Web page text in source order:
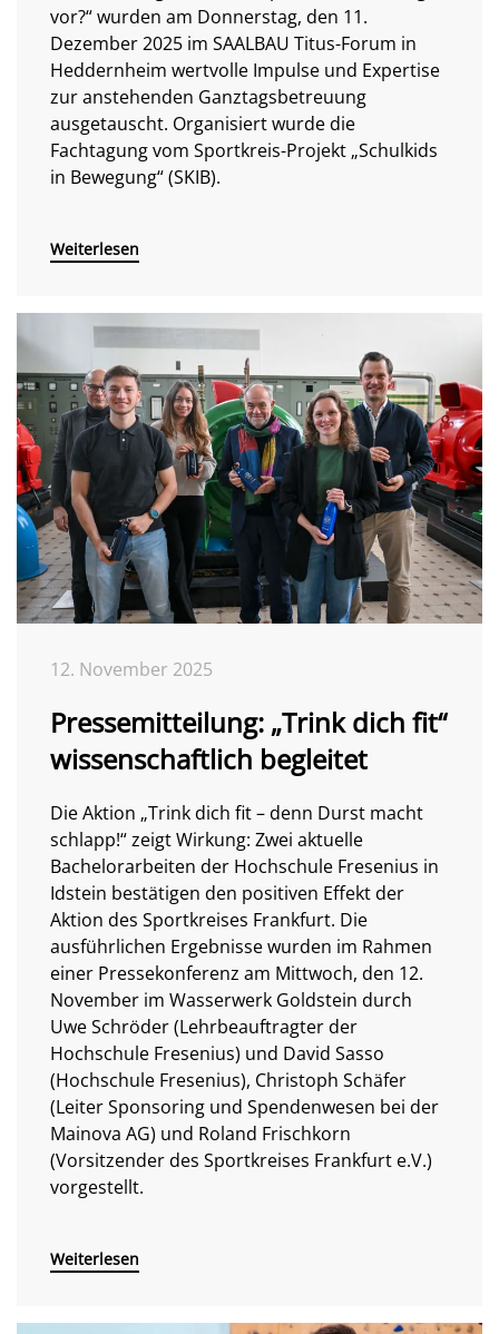
vor?“ wurden am Donnerstag, den 11.
Dezember 2025 im SAALBAU Titus-Forum in
Heddernheim wertvolle Impulse und Expertise
zur anstehenden Ganztagsbetreuung
ausgetauscht. Organisiert wurde die
Fachtagung vom Sportkreis-Projekt „Schulkids
in Bewegung“ (SKIB).
Weiterlesen
12. November 2025
Pressemitteilung: „Trink dich fit“
wissenschaftlich begleitet
Die Aktion „Trink dich fit – denn Durst macht
schlapp!“ zeigt Wirkung: Zwei aktuelle
Bachelorarbeiten der Hochschule Fresenius in
Idstein bestätigen den positiven Effekt der
Aktion des Sportkreises Frankfurt. Die
ausführlichen Ergebnisse wurden im Rahmen
einer Pressekonferenz am Mittwoch, den 12.
November im Wasserwerk Goldstein durch
Uwe Schröder (Lehrbeauftragter der
Hochschule Fresenius) und David Sasso
(Hochschule Fresenius), Christoph Schäfer
(Leiter Sponsoring und Spendenwesen bei der
Mainova AG) und Roland Frischkorn
(Vorsitzender des Sportkreises Frankfurt e.V.)
vorgestellt.
Weiterlesen